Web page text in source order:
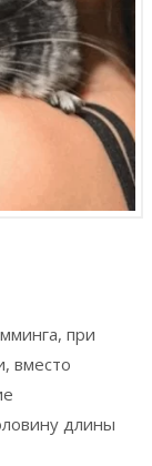
при
вместо
длины